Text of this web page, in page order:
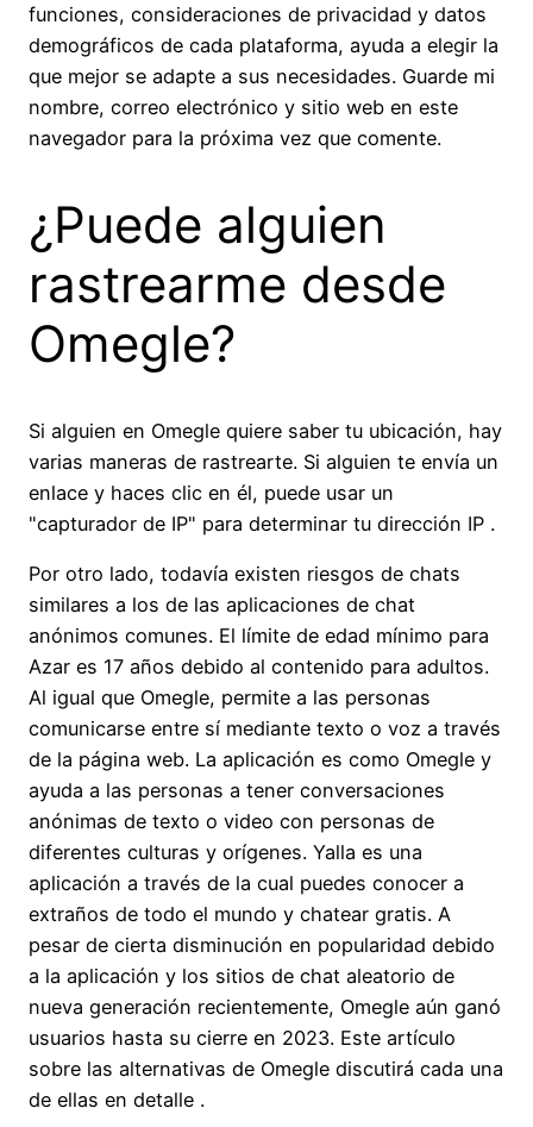
funciones, consideraciones de privacidad y datos
demográficos de cada plataforma, ayuda a elegir la
que mejor se adapte a sus necesidades. Guarde mi
nombre, correo electrónico y sitio web en este
navegador para la próxima vez que comente.
¿Puede alguien
rastrearme desde
Omegle?
Si alguien en Omegle quiere saber tu ubicación, hay
varias maneras de rastrearte. Si alguien te envía un
enlace y haces clic en él, puede usar un
"capturador de IP" para determinar tu dirección IP .
Por otro lado, todavía existen riesgos de chats
similares a los de las aplicaciones de chat
anónimos comunes. El límite de edad mínimo para
Azar es 17 años debido al contenido para adultos.
Al igual que Omegle, permite a las personas
comunicarse entre sí mediante texto o voz a través
de la página web. La aplicación es como Omegle y
ayuda a las personas a tener conversaciones
anónimas de texto o video con personas de
diferentes culturas y orígenes. Yalla es una
aplicación a través de la cual puedes conocer a
extraños de todo el mundo y chatear gratis. A
pesar de cierta disminución en popularidad debido
a la aplicación y los sitios de chat aleatorio de
nueva generación recientemente, Omegle aún ganó
usuarios hasta su cierre en 2023. Este artículo
sobre las alternativas de Omegle discutirá cada una
de ellas en detalle .